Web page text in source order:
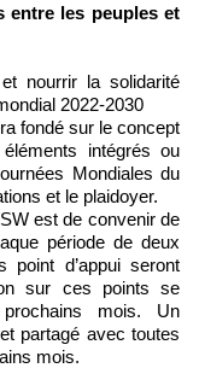
entre les peuples et
nourrir la solidarité
2022-2030
fondé sur le concept
intégrés ou
Mondiales du
et le plaidoyer.
est de convenir de
période de deux
d’appui seront
sur ces points se
mois. Un
partagé avec toutes
mois.